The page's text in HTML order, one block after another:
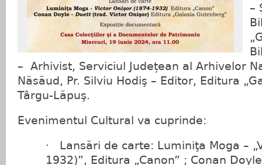
–
– Arhivist, Serviciul Județean al Arhivelor
Năsăud, Pr. Silviu Hodiş – Editor, Editura
Târgu-Lăpuş.
Evenimentul Cultural va cuprinde:
· Lansări de carte: Luminiţa Moga –
1932)”, Editura „Canon” ; Conan